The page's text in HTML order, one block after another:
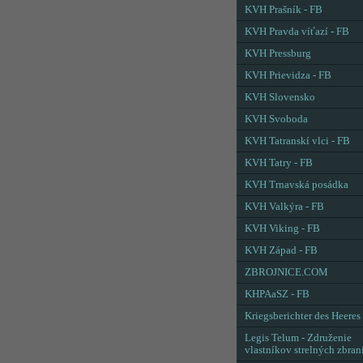
KVH Prašník - FB
KVH Pravda víťazí - FB
KVH Pressburg
KVH Prievidza - FB
KVH Slovensko
KVH Svoboda
KVH Tatranskí vlci - FB
KVH Tatry - FB
KVH Trnavská posádka
KVH Valkýra - FB
KVH Viking - FB
KVH Západ - FB
ZBROJNICE.COM
KHPAaSZ - FB
Kriegsberichter des Heeres
Legis Telum - Združenie
vlastníkov strelných